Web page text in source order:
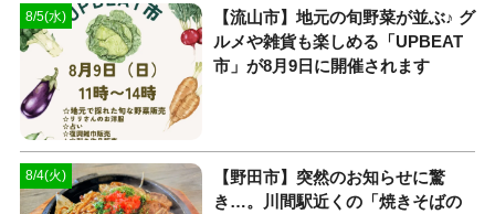
8/5(水)
【流山市】地元の旬野菜が並ぶ♪ グ
ルメや雑貨も楽しめる「UPBEAT
市」が8月9日に開催されます
8/4(火)
【野田市】突然のお知らせに驚
き…。川間駅近くの「焼きそばの